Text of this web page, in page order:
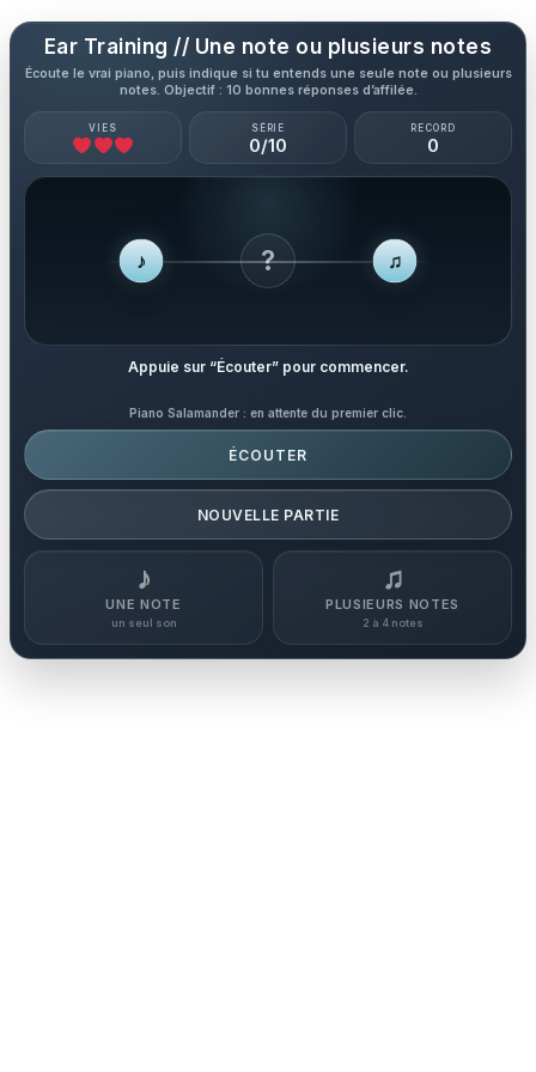
Aller
Ear Training // Une note ou plusieurs notes
Écoute le vrai piano, puis indique si tu entends une seule note ou plusieurs
notes. Objectif : 10 bonnes réponses d’affilée.
VIES SÉRIE
0/10
RECORD
0
♪ ? ♫
Appuie sur “Écouter” pour commencer.
Piano Salamander : en attente du premier clic.
ÉCOUTER
NOUVELLE PARTIE
♪
UNE NOTE
un seul son
♫
PLUSIEURS NOTES
2 à 4 notes